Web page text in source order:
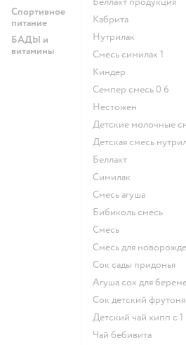
Спортивное
питание
БАДЫ и
витамины
кабрита
нутрилак
смесь симилак 1
киндер
семпер смесь 0 6
нестожен
Детские молочные
детская смесь
беллакт
симилак
смесь агуша
бибиколь смесь
смесь
смесь для
сок сады придонья
агуша сок для
сок детский
детский чай хипп с
чай бебивита